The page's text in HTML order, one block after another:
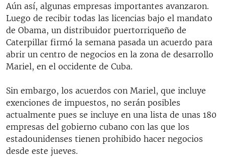
Aún así, algunas empresas importantes avanzaron.
Luego de recibir todas las licencias bajo el mandato
de Obama, un distribuidor puertorriqueño de
Caterpillar firmó la semana pasada un acuerdo para
abrir un centro de negocios en la zona de desarrollo
Mariel, en el occidente de Cuba.
Sin embargo, los acuerdos con Mariel, que incluye
exenciones de impuestos, no serán posibles
actualmente pues se incluye en una lista de unas 180
empresas del gobierno cubano con las que los
estadounidenses tienen prohibido hacer negocios
desde este jueves.